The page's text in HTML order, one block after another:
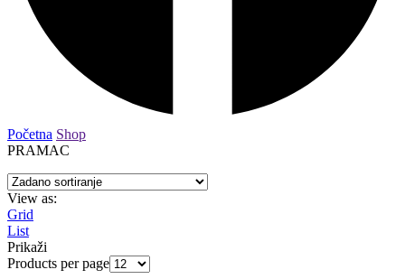
Početna Shop
PRAMAC
View as:
Grid
List
Prikaži
Products per page